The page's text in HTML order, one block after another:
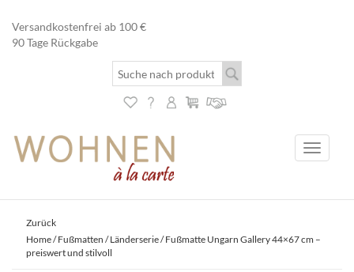
Versandkostenfrei ab 100 €
90 Tage Rückgabe
Toggle
Zurück
Home/Fußmatten /Länderserie/ Fußmatte Ungarn Gallery 44×67 cm –
preiswert und stilvoll